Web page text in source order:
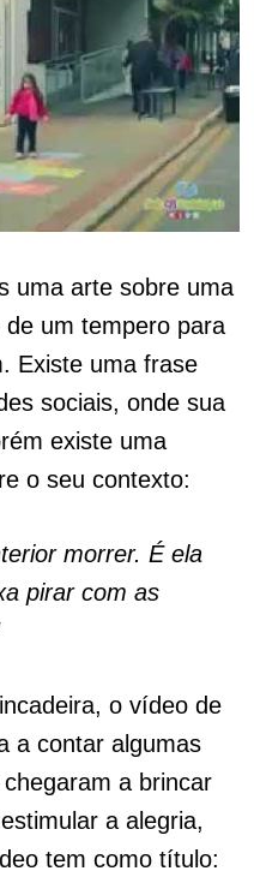
uma arte sobre uma
um tempero para
Existe uma frase
sociais, onde sua
existe uma
o seu contexto:
morrer. É ela
pirar com as
o vídeo de
a contar algumas
a brincar
a alegria,
tem como título: